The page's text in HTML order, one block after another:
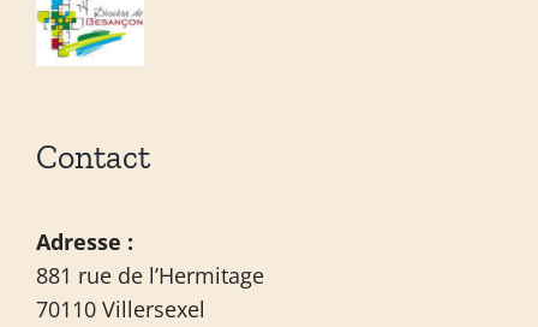
Contact
Adresse :
881 rue de l’Hermitage
70110 Villersexel